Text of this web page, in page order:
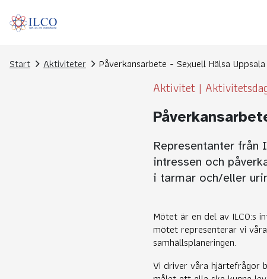
Start Aktiviteter Påverkansarbete - Sexuell Hälsa
Aktivitet |
Representanter
intressen och
i tarmar och/eller
Mötet är en del av ILCO:s
mötet representerar vi
samhällsplaneringen.
Vi driver våra hjärtefrågor